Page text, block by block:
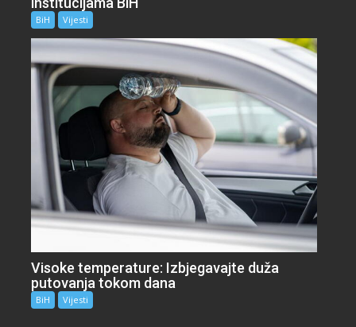
BiH Vijesti
Visoke temperature: Izbjegavajte duža
putovanja tokom dana
BiH Vijesti